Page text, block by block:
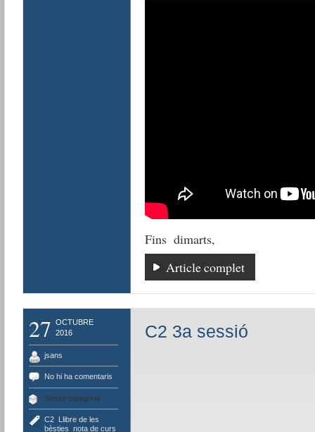
Fins dimarts,
Article complet
27 OCTUBRE
2016
jsans
No hi ha comentaris
Sense categoria
C2,
Llibre de les
bèsties nota de curs
C2 3a sessió